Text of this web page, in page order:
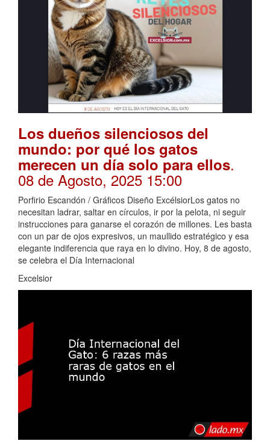
Los dueños silenciosos del
mundo: por qué los gatos
merecen un día solo para ellos.
08 de Agosto, 2025 15:00
Porfirio Escandón / Gráficos Diseño ExcélsiorLos gatos no
necesitan ladrar, saltar en círculos, ir por la pelota, ni seguir
instrucciones para ganarse el corazón de millones. Les basta
con un par de ojos expresivos, un maullido estratégico y esa
elegante indiferencia que raya en lo divino. Hoy, 8 de agosto,
se celebra el Día Internacional
Excelsior